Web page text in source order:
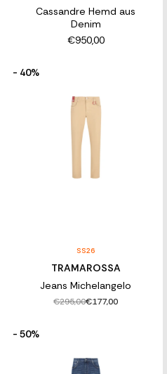
Cassandre Hemd aus
Denim
€950,00
- 40%
SS26
TRAMAROSSA
Jeans Michelangelo
€295,00€177,00
- 50%